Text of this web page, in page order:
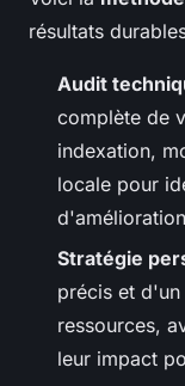
résultats
Audit
complète de
indexation,
locale pour
Stratégie
précis et
ressources,
leur impact